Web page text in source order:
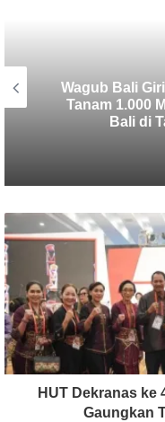
SMSI Bali
Tahura
HUT Dekranas ke
Gaungkan